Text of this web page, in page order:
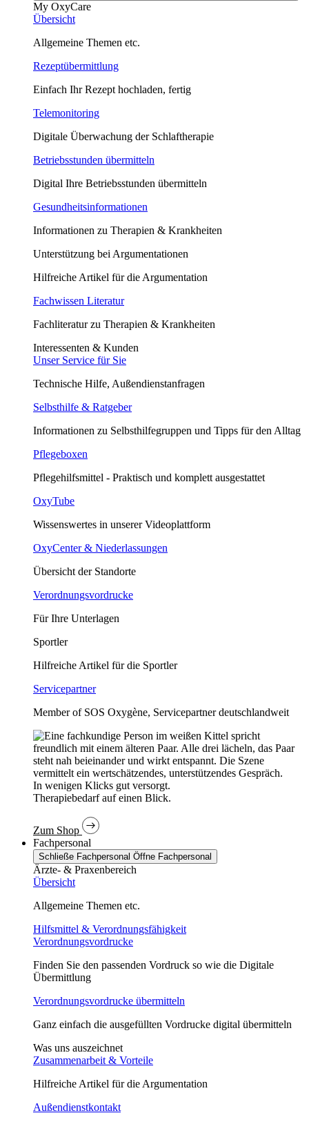
My OxyCare
Übersicht
Allgemeine Themen etc.
Rezeptübermittlung
Einfach Ihr Rezept hochladen, fertig
Telemonitoring
Digitale Überwachung der Schlaftherapie
Betriebsstunden übermitteln
Digital Ihre Betriebsstunden übermitteln
Gesundheitsinformationen
Informationen zu Therapien & Krankheiten
Unterstützung bei Argumentationen
Hilfreiche Artikel für die Argumentation
Fachwissen Literatur
Fachliteratur zu Therapien & Krankheiten
Interessenten & Kunden
Unser Service für Sie
Technische Hilfe, Außendienstanfragen
Selbsthilfe & Ratgeber
Informationen zu Selbsthilfegruppen und Tipps für den Alltag
Pflegeboxen
Pflegehilfsmittel - Praktisch und komplett ausgestattet
OxyTube
Wissenswertes in unserer Videoplattform
OxyCenter & Niederlassungen
Übersicht der Standorte
Verordnungsvordrucke
Für Ihre Unterlagen
Sportler
Hilfreiche Artikel für die Sportler
Servicepartner
Member of SOS Oxygène, Servicepartner deutschlandweit
In wenigen Klicks gut versorgt.
Therapiebedarf auf einen Blick.
Zum Shop
Fachpersonal
Schließe Fachpersonal Öffne Fachpersonal
Ärzte- & Praxenbereich
Übersicht
Allgemeine Themen etc.
Hilfsmittel & Verordnungsfähigkeit
Verordnungsvordrucke
Finden Sie den passenden Vordruck so wie die Digitale
Übermittlung
Verordnungsvordrucke übermitteln
Ganz einfach die ausgefüllten Vordrucke digital übermitteln
Was uns auszeichnet
Zusammenarbeit & Vorteile
Hilfreiche Artikel für die Argumentation
Außendienstkontakt